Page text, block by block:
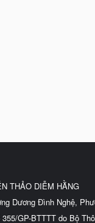
THẢO DIỄM HẰNG
Dương Đình Nghệ,
GP-BTTTT do Bộ